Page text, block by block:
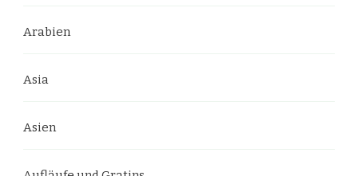
Arabien
Asia
Asien